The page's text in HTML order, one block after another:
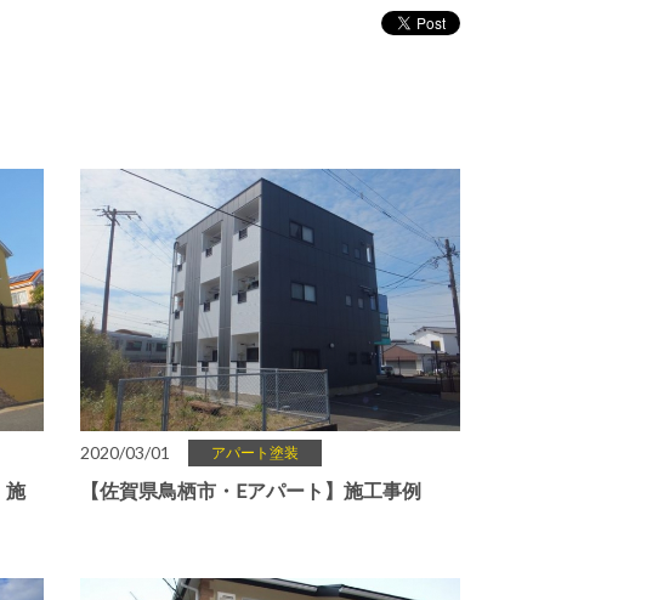
施
2020/03/01 アパート塗装
【佐賀県鳥栖市・Eアパート】施工事例